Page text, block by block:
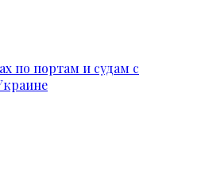
по портам и судам с